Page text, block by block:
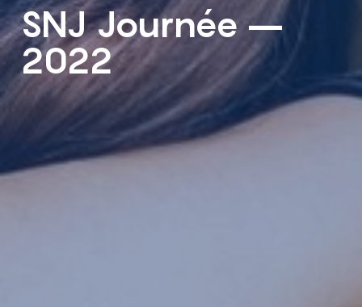
SNJ Journée –
2022